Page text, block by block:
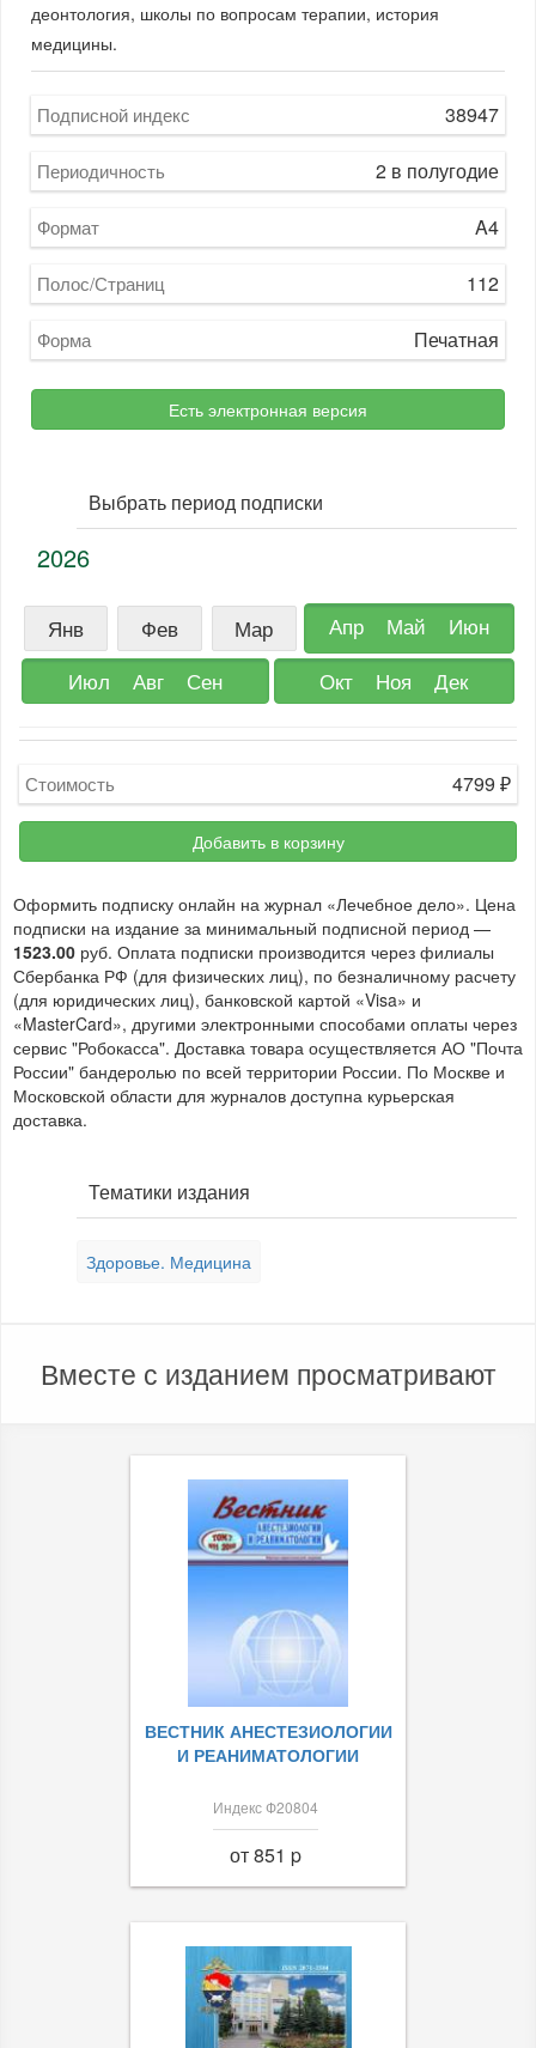
деонтология, школы по вопросам терапии, история
медицины.
Подписной индекс 38947
Периодичность 2 в полугодие
Формат A4
Полос/Страниц 112
Форма Печатная
Есть электронная версия
Выбрать период подписки
2026
Янв Фев Мар Апр Май
Июн
Июл
Авг Сен Окт Ноя Дек
Стоимость 4799 ₽
Добавить в корзину
Оформить подписку онлайн на журнал «Лечебное дело». Цена
подписки на издание за минимальный подписной период —
1523.00 руб. Оплата подписки производится через филиалы
Сбербанка РФ (для физических лиц), по безналичному расчету
(для юридических лиц), банковской картой «Visa» и
«MasterCard», другими электронными способами оплаты через
сервис "Робокасса". Доставка товара осуществляется АО "Почта
России" бандеролью по всей территории России. По Москве и
Московской области для журналов доступна курьерская
доставка.
Тематики издания
Здоровье. Медицина
Вместе с изданием просматривают
ВЕСТНИК АНЕСТЕЗИОЛОГИИ
И РЕАНИМАТОЛОГИИ
Индекс Ф20804
от 851 p